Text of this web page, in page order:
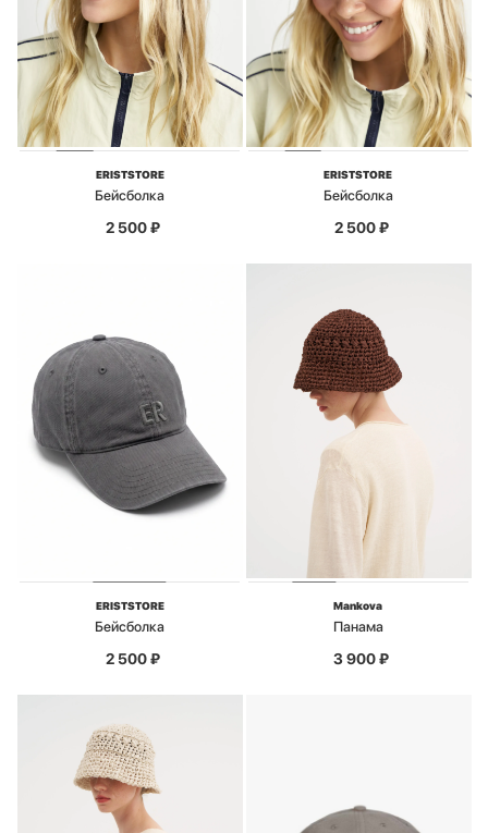
ERISTSTORE
Бейсболка
2 500₽
ERISTSTORE
Бейсболка
2 500₽
ERISTSTORE
Бейсболка
2 500₽
Mankova
Панама
3 900₽